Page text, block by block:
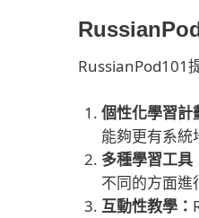
RussianPod101
個性化學習計
能夠更有系統
多種學習工具
不同的方面進
互動性教學：